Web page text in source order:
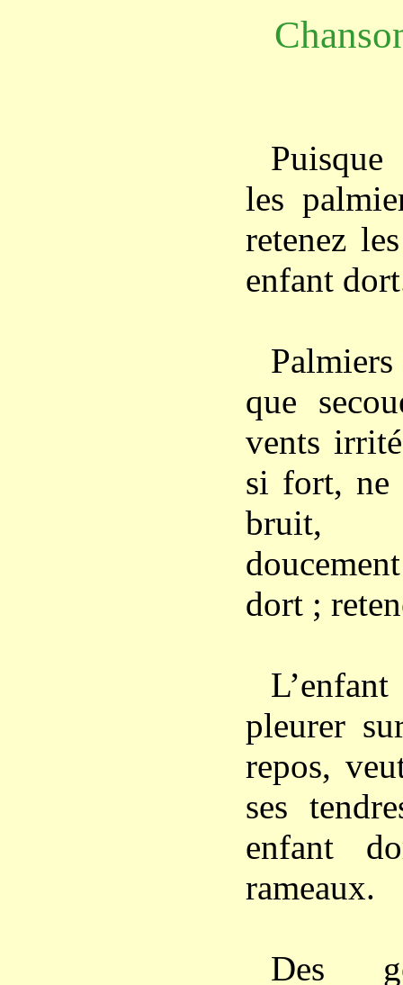
les
retenez
enfant
que
vents
si fort, ne
bruit,
dort ;
pleurer
repos,
ses
enfant
rameaux.
Des